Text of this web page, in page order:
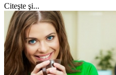
Citeşte şi...